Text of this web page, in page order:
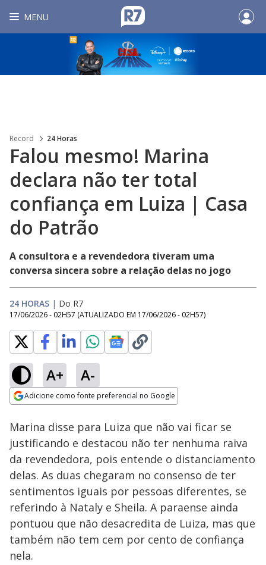
MENU
Record 24 Horas
Falou mesmo! Marina
declara não ter total
confiança em Luiza | Casa
do Patrão
A consultora e a revendedora tiveram uma
conversa sincera sobre a relação delas no jogo
24 HORAS | Do R7
17/06/2026 - 02H57 (ATUALIZADO EM 17/06/2026 - 02H57)
A+ A-
Adicione como fonte preferencial no Google
Ativar
Loaded
13.56%
Marina disse para Luiza que não vai ficar se
justificando e destacou não ter nenhuma raiva
da revendedora, pois entende o distanciamento
delas. As duas chegaram no consenso de ter
sentimentos iguais por pessoas diferentes, se
referindo à Nataly e Sheila. A paraense ainda
pontuou que não desacredita de Luiza, mas que
também não tem cem por cento de confiança
nela.